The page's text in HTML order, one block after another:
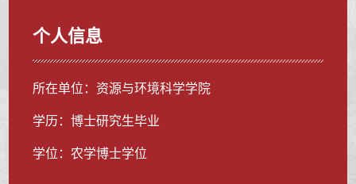
个人信息
所在单位：资源与环境科学学院
学历：博士研究生毕业
学位：农学博士学位